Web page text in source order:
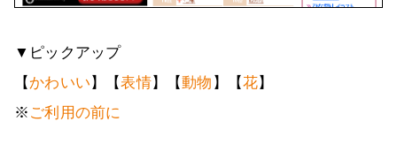
▼ピックアップ
【 かわいい 】【表情】【動物 】【花】
※ ご利用の前に